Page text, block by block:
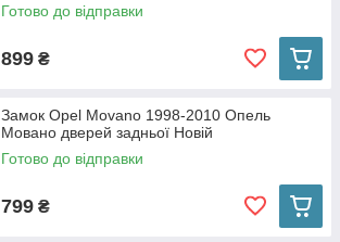
Готово до відправки
899 ₴
Замок Opel Movano 1998-2010 Опель
Mовано дверей задньої Новій
Готово до відправки
799 ₴